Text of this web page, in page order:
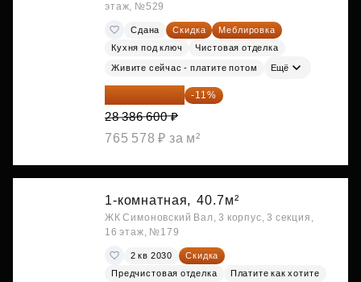
этаж, №529
Сдана Скидка
Меблировка
Кухня под ключ
Чистовая отделка
Живите сейчас - платите потом Ещё
25 264 074 ₽ -11%
28 386 600 ₽
765 578 ₽ за м²
1-комнатная, 40.7м²
ЖК Симоновский Вал, 3 корпус, 3 секция,
16 этаж, №179
2 кв 2030
Скидка
Предчистовая отделка
Платите как хотите